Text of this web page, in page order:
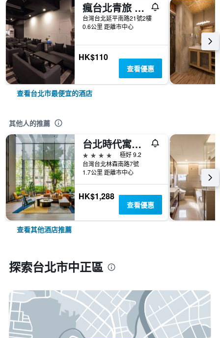
瘋台北青旅 Fun Inn Taipei Hostel
台灣台北延平南路21號2樓
0.6公里 距離市中心
HK$110
查看優惠
查看台北市最便宜的酒店
其他人的推薦
台北時代寓所-希爾頓啟繽精選酒店
4星級
極好 9.2
台灣台北林森南路7號
1.7公里 距離市中心
HK$1,288
查看優惠
查看其他酒店推薦
探索台北市中正區